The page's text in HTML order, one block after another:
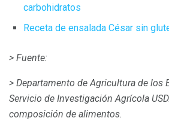
carbohidratos
Receta de ensalada César sin
> Fuente:
> Departamento de Agricultura de los
Servicio de Investigación Agrícola
composición de alimentos.